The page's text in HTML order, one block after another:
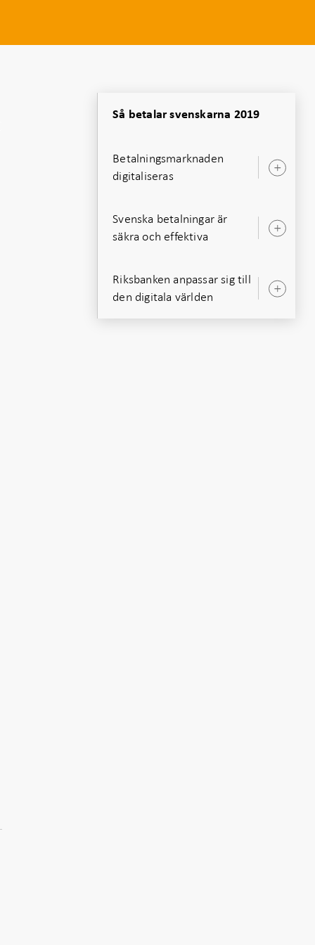
Så betalar svenskarna 2019
Betalningsmarknaden
digitaliseras
Svenska betalningar är
säkra och effektiva
Riksbanken anpassar sig till
den digitala världen